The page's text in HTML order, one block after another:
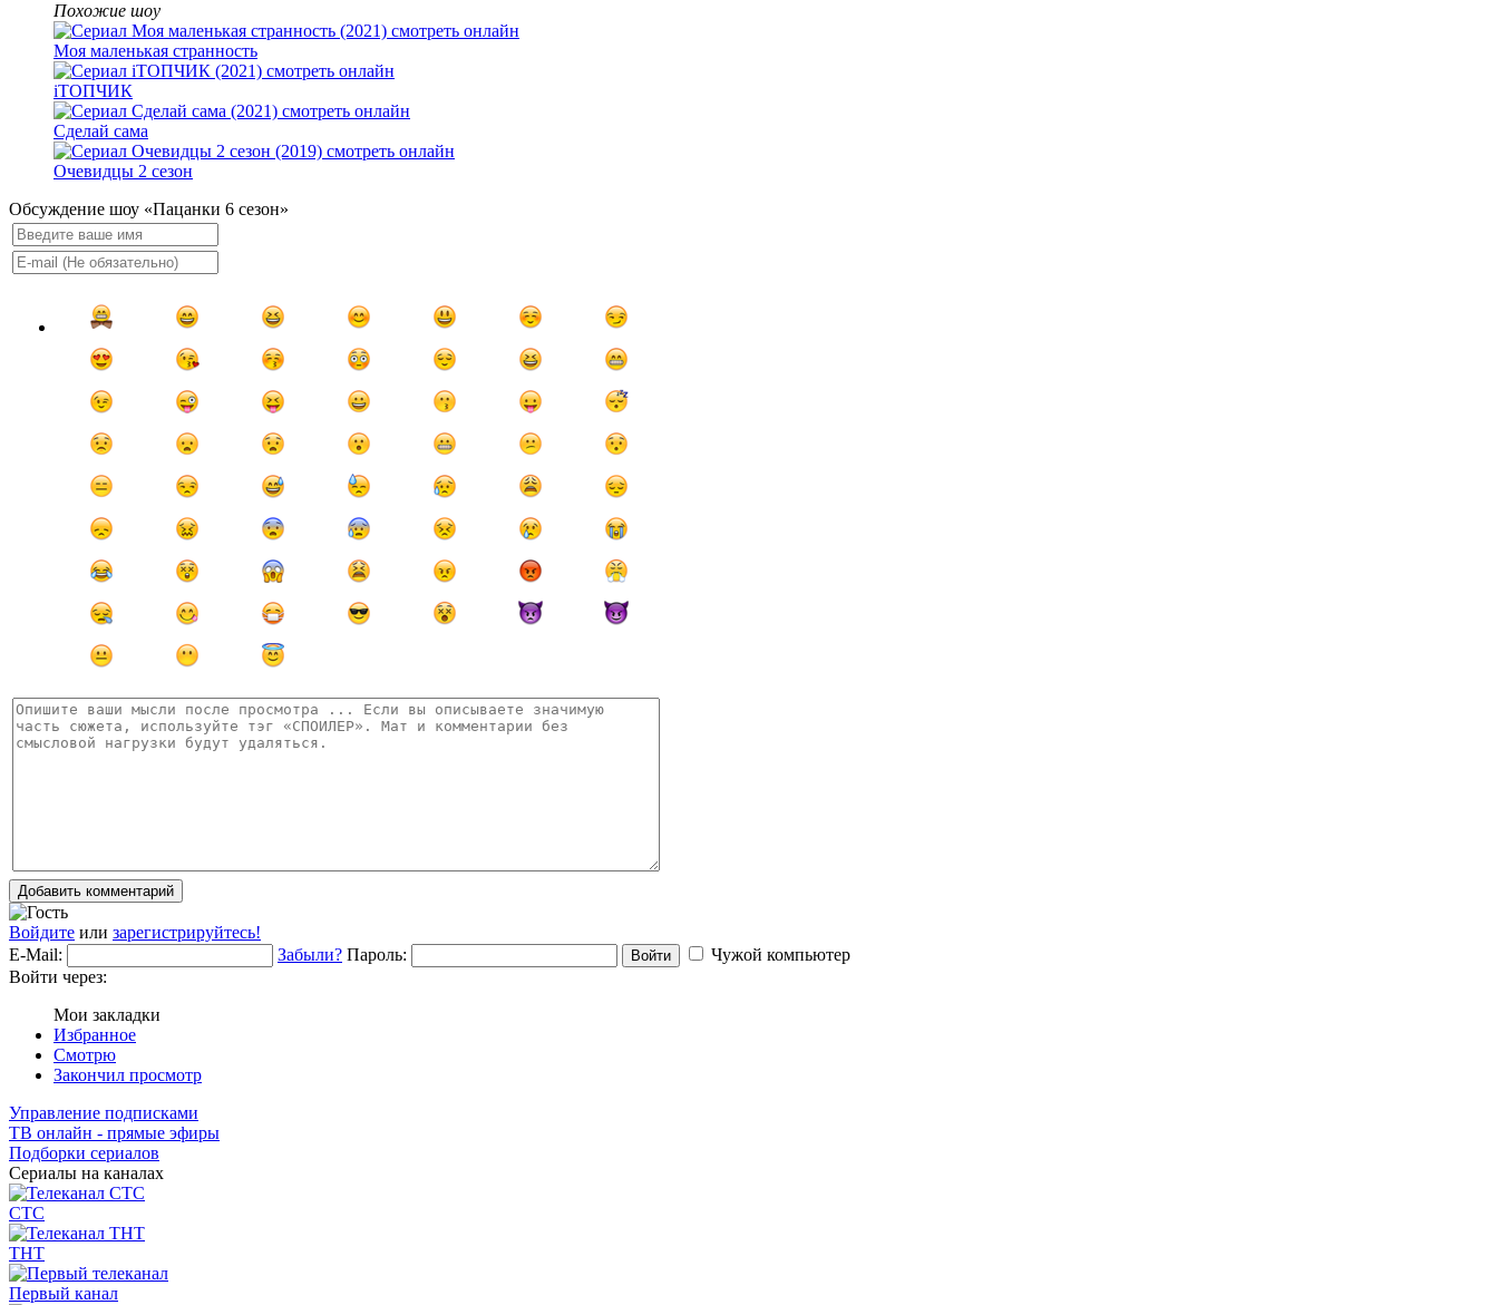
Похожие шоу
Моя маленькая странность
iТОПЧИК
Сделай сама
Очевидцы 2 сезон
Обсуждение шоу «Пацанки 6 сезон»
Добавить комментарий
Войдите или зарегистрируйтесь!
E-Mail:
Забыли? Пароль: Войти
Чужой компьютер
Войти через:
Мои закладки
Избранное
Смотрю
Закончил просмотр
Управление подписками
ТВ онлайн - прямые эфиры
Подборки сериалов
Сериалы на каналах
СТС
ТНТ
Первый канал